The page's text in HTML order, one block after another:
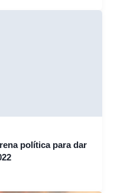
política para dar